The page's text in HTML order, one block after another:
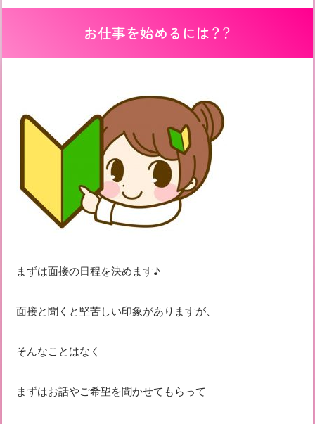
お仕事を始めるには？？
まずは面接の日程を決めます♪
面接と聞くと堅苦しい印象がありますが、
そんなことはなく
まずはお話やご希望を聞かせてもらって